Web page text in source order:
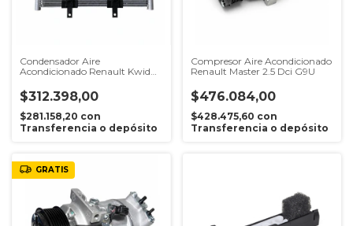
Condensador Aire
Acondicionado Renault Kwid
$312.398,00
$281.158,20 con
Transferencia o depósito
Compresor Aire Acondicionado
Renault Master 2.5 Dci G9U
$476.084,00
$428.475,60 con
Transferencia o depósito
GRATIS